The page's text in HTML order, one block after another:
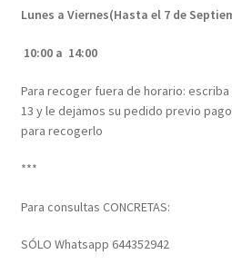
Lunes a Viernes(Hasta el 7 de
10:00 a 14:00
Para recoger fuera de horario:
13 y le dejamos su pedido previo
para recogerlo
***
Para consultas CONCRETAS:
SÓLO Whatsapp 644352942